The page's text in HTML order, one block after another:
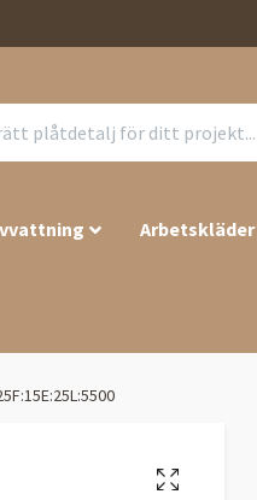
Arbetskläder